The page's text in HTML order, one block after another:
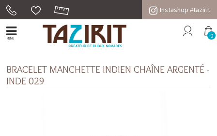
Instashop #tazirit
MENU 0
BRACELET MANCHETTE INDIEN CHAÎNE ARGENTÉ -
INDE 029